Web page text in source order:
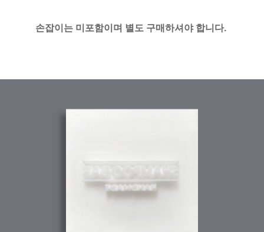
손잡이는 미포함이며 별도 구매하셔야 합니다.